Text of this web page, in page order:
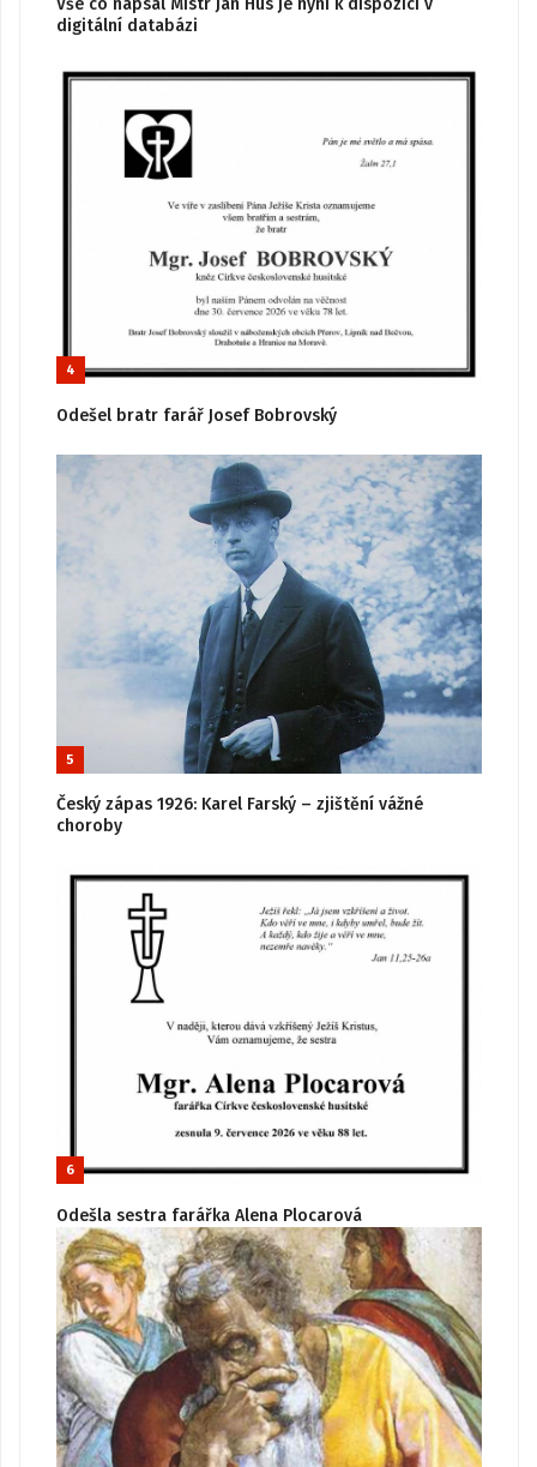
Vše co napsal Mistr Jan Hus je nyní k dispozici v
digitální databázi
4
Odešel bratr farář Josef Bobrovský
5
Český zápas 1926: Karel Farský – zjištění vážné
choroby
6
Odešla sestra farářka Alena Plocarová